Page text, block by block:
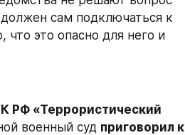
сам подключаться к
это опасно для него и
РФ «Террористический
военный суд приговорил к